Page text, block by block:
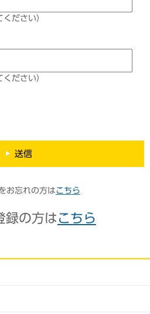
ださい）
ださい）
送信
お忘れの方は こちら
録の方は こちら